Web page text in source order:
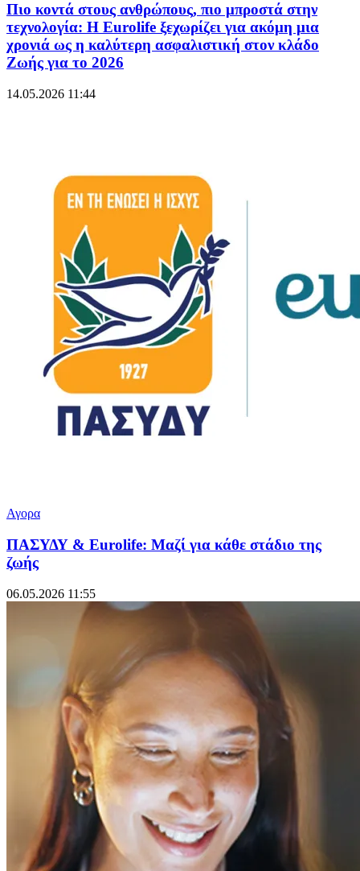
Πιο κοντά στους ανθρώπους, πιο μπροστά στην
τεχνολογία: Η Eurolife ξεχωρίζει για ακόμη μια
χρονιά ως η καλύτερη ασφαλιστική στον κλάδο
Ζωής για το 2026
14.05.2026 11:44
Αγορα
ΠΑΣΥΔΥ & Eurolife: Μαζί για κάθε στάδιο της
ζωής
06.05.2026 11:55